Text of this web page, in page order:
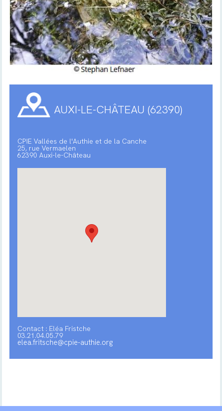
AUXI-LE-CHÂTEAU (62390)
CPIE Vallées de l'Authie et de la Canche
25, rue Vermaelen
62390 Auxi-le-Château
Contact : Eléa Fristche
03.21.04.05.79
elea.fritsche@cpie-authie.org